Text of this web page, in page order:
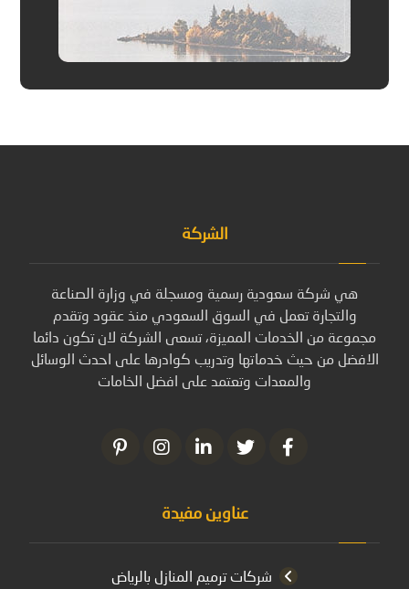
الشركة
هي شركة سعودية رسمية ومسجلة في وزارة الصناعة
والتجارة تعمل في السوق السعودي منذ عقود وتقدم
مجموعة من الخدمات المميزة، تسعى الشركة لان تكون دائما
الافضل من حيث خدماتها وتدريب كوادرها على احدث الوسائل
والمعدات وتعتمد على افضل الخامات
عناوين مفيدة
شركات ترميم المنازل بالرياض